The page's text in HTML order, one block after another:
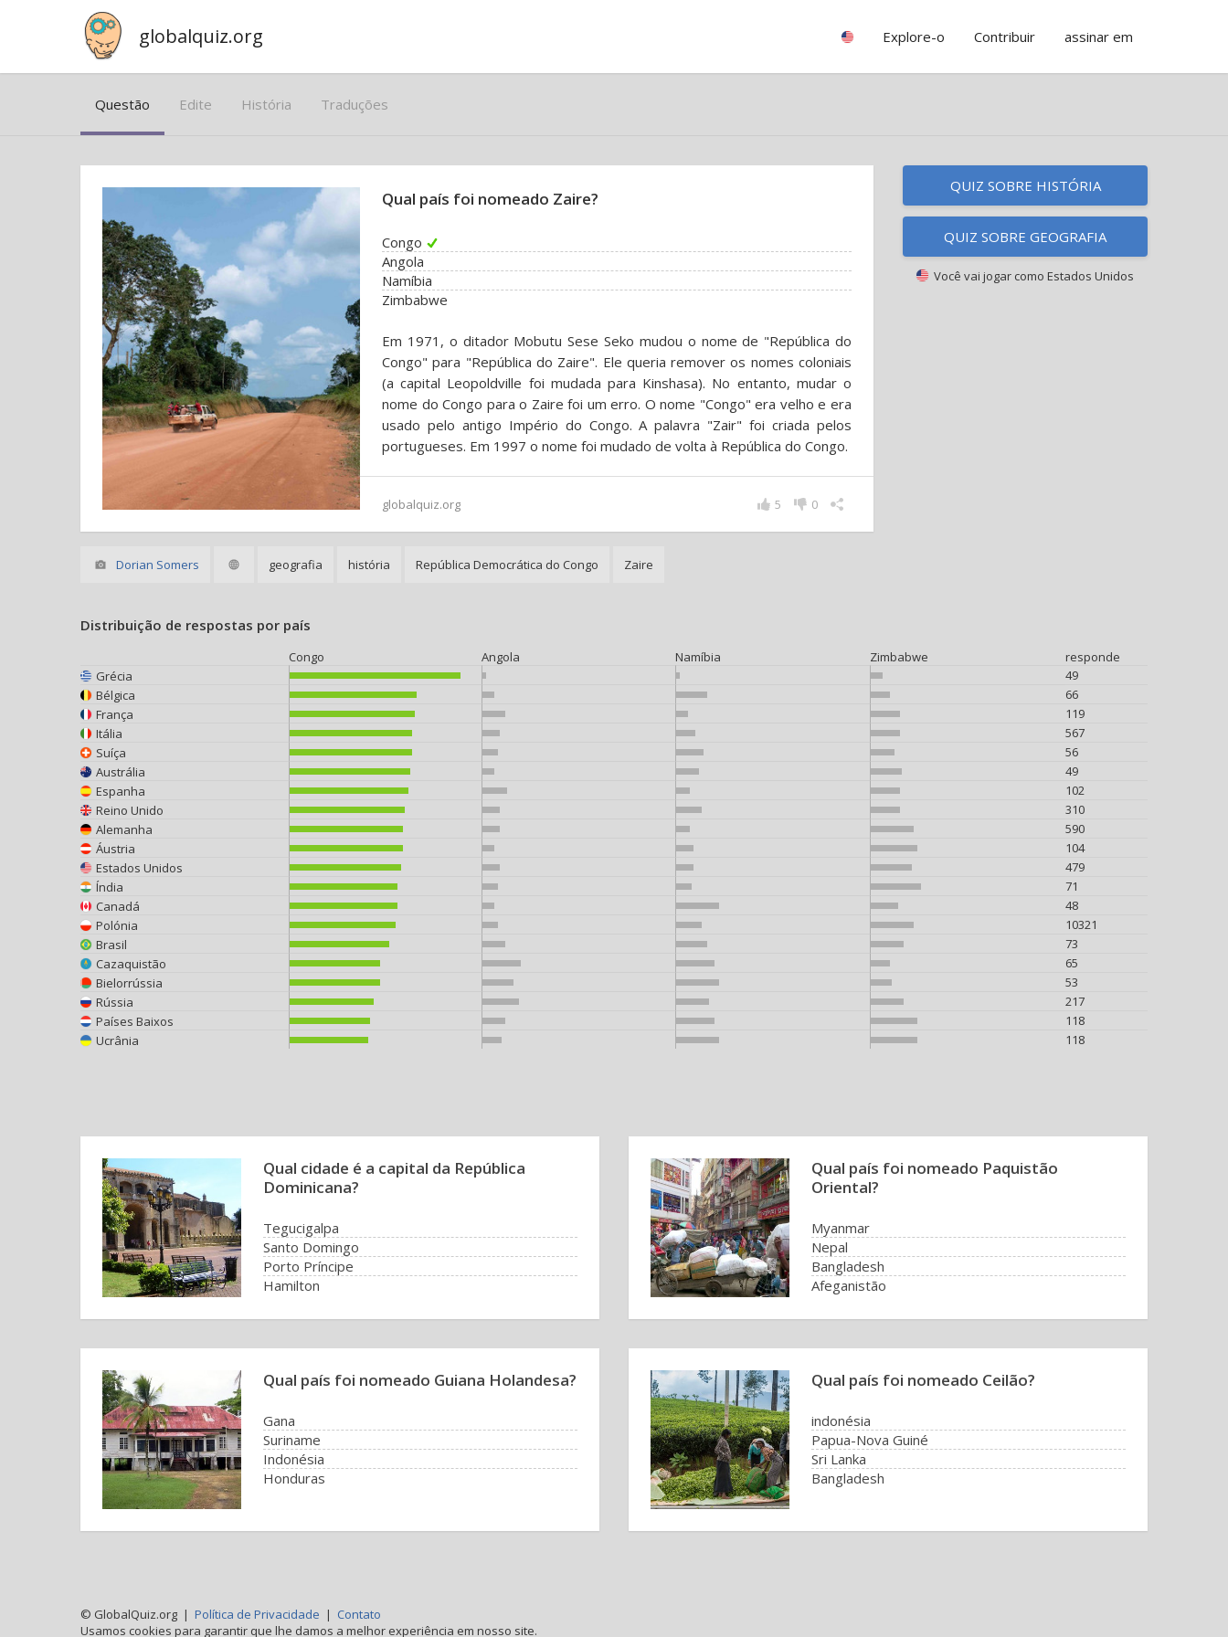
globalquiz.org Explore-o Contribuir assinar em
Questão Edite História Traduções
Qual país foi nomeado Zaire?
Congo
Angola
Namíbia
Zimbabwe
Em 1971, o ditador Mobutu Sese Seko mudou o nome de "República do
Congo" para "República do Zaire". Ele queria remover os nomes coloniais
(a capital Leopoldville foi mudada para Kinshasa). No entanto, mudar o
nome do Congo para o Zaire foi um erro. O nome "Congo" era velho e era
usado pelo antigo Império do Congo. A palavra "Zair" foi criada pelos
portugueses. Em 1997 o nome foi mudado de volta à República do Congo.
globalquiz.org 0
5
Dorian Somers geografia história República Democrática do Congo Zaire
QUIZ SOBRE HISTÓRIA
QUIZ SOBRE GEOGRAFIA
Você vai jogar como Estados Unidos
Distribuição de respostas por país
Congo Angola Namíbia Zimbabwe
responde
Grécia
49
Bélgica
66
França
119
Itália
567
Suíça
56
Austrália
49
Espanha
102
Reino Unido
310
Alemanha
590
Áustria
104
Estados Unidos
479
Índia
71
Canadá
48
Polónia
10321
Brasil
73
Cazaquistão
65
Bielorrússia
53
Rússia
217
Países Baixos
118
Ucrânia
118
Qual cidade é a capital da República
Dominicana?
Tegucigalpa
Santo Domingo
Porto Príncipe
Hamilton
Qual país foi nomeado Paquistão
Oriental?
Myanmar
Nepal
Bangladesh
Afeganistão
Qual país foi nomeado Guiana Holandesa?
Gana
Suriname
Indonésia
Honduras
Qual país foi nomeado Ceilão?
indonésia
Papua-Nova Guiné
Sri Lanka
Bangladesh
© GlobalQuiz.org | Política de Privacidade | Contato
Usamos cookies para garantir que lhe damos a melhor experiência em nosso site.